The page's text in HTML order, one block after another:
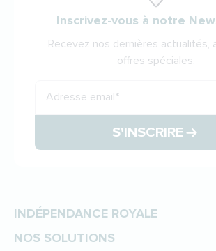
Inscrivez-vous à notre
Recevez nos dernières actualités,
offres spéciales.
Adresse email*
S'INSCRIRE
INDÉPENDANCE ROYALE
NOS SOLUTIONS